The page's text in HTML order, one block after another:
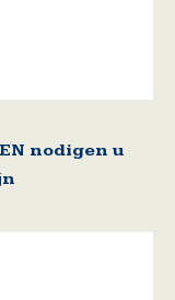
nodigen u